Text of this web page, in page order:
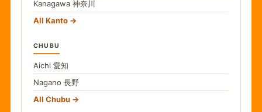
Kanagawa 神奈川
All Kanto
CHUBU
Aichi 愛知
Nagano 長野
All Chubu